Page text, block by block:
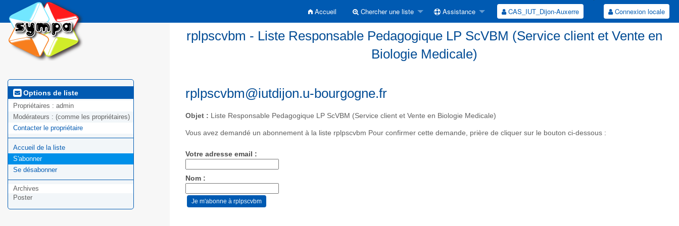
Accueil Chercher une liste Assistance CAS_IUT_Dijon-Auxerre Connexion locale
rplpscvbm - Liste Responsable Pedagogique LP ScVBM (Service client et Vente en
Biologie Medicale)
Options de liste
Propriétaires : admin
Modérateurs : (comme les propriétaires)
Contacter le propriétaire
Accueil de la liste
S'abonner
Se désabonner
Archives
Poster
rplpscvbm@iutdijon.u-bourgogne.fr
Objet : Liste Responsable Pedagogique LP ScVBM (Service client et Vente en Biologie Medicale)
Vous avez demandé un abonnement à la liste rplpscvbm Pour confirmer cette demande, prière de cliquer sur le bouton ci-dessous :
Votre adresse email :
Nom :